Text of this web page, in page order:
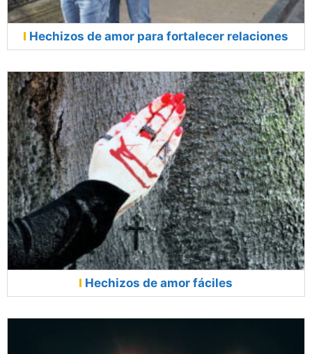
Hechizos de amor para fortalecer relaciones
Hechizos de amor fáciles